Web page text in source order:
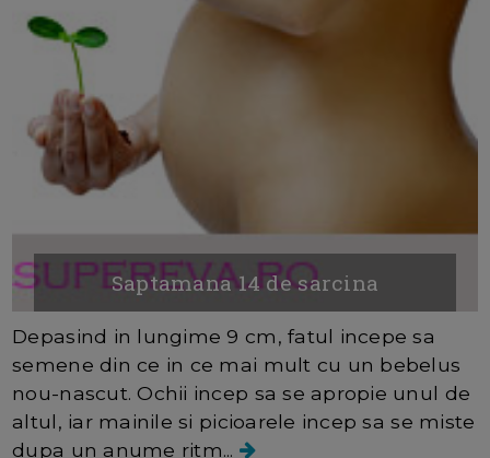
Saptamana 14 de sarcina
Depasind in lungime 9 cm, fatul incepe sa
semene din ce in ce mai mult cu un bebelus
nou-nascut. Ochii incep sa se apropie unul de
altul, iar mainile si picioarele incep sa se miste
dupa un anume ritm...